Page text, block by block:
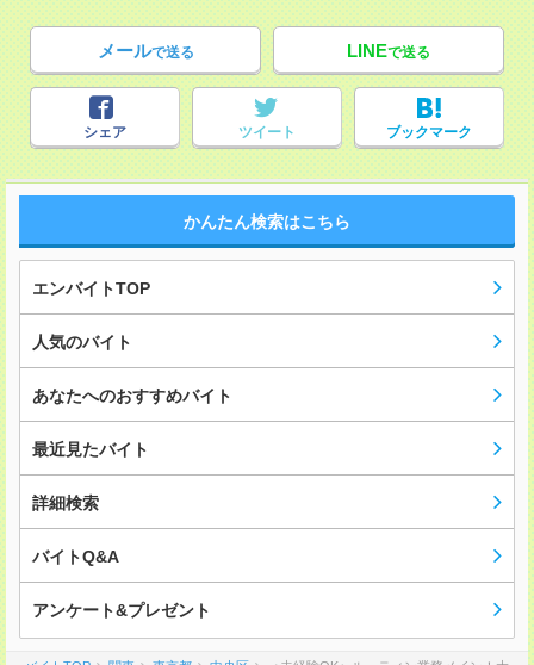
メールで送る LINEで送る
シェア ツイート ブックマーク
かんたん検索はこちら
エンバイトTOP
人気のバイト
あなたへのおすすめバイト
最近見たバイト
詳細検索
バイトQ&A
アンケート&プレゼント